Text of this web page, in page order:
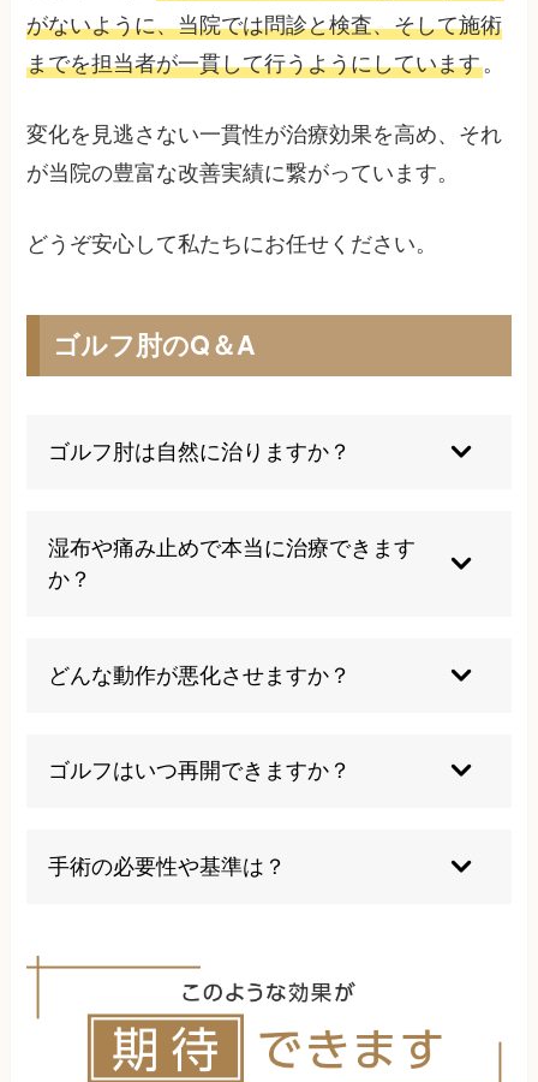
がないように、当院では問診と検査、そして施術
までを担当者が一貫して行うようにしています。
変化を見逃さない一貫性が治療効果を高め、それ
が当院の豊富な改善実績に繋がっています。
どうぞ安心して私たちにお任せください。
ゴルフ肘のQ＆A
ゴルフ肘は自然に治りますか？
原因となる動作の見直しや積極的な治療が必要で
す。軽症なら安静で改善する場合がありますが、
湿布や痛み止めで本当に治療できます
か？
すが、根本的な改善には動作や生活習慣の見直
し、リハビリが重要です。薬だけに頼るのではな
どんな動作が悪化させますか？
と、痛みがあるのに運動やゴルフを続けることは
悪化の原因となります。無理をせず適切な休息を
ゴルフはいつ再開できますか？
す。違和感が残っている場合は無理せず、医師と
手術の必要性や基準は？
活に大きく支障が出ている場合は手術を検討しま
す。まずは専門医とよく相談し、セカンドオピニ
オンも検討しましょう。